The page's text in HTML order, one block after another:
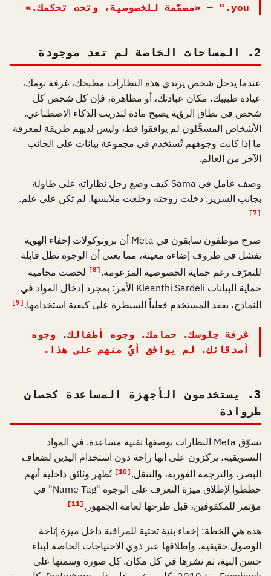
you." — «مصمَّمة للخصوصية، وتحت تحكمك.»
2. المساحات الخاصة لم تعد موجودة
عندما يدخل شخص يرتدي هذه النظارات مطبخك، غرفة نومك،
عيادة طبيبك، مكان عبادتك، أو مظاهرة، فإن كل شخص كل
شخص في نطاق الرؤية يصبح مادة لتدريب الذكاء الاصطناعي.
الأشخاص المسجَّلون لم يوافقوا قط، وليس لديهم طريقة لمعرفة
ما إذا كانت وجوههم تُستخدم في مجموعة بيانات على الجانب
الآخر من العالم.
وصف عامل في Sama كيف وضع رجل نظاراته على طاولة
بجانب السرير. دخلت زوجته وخلعت ملابسها. لم تكن على علم.
[7]
صرح موظفون سابقون في Meta أن بروتوكولات إخفاء الهوية
تفشل في ظروف إضاءة معينة، مما يعني أن الوجوه تظل قابلة
للتعرّف رغم حماية الخصوصية المزعومة. [8]
لخصت محامية
حماية البيانات Kleanthi Sardeli الأمر: بمجرد إدخال المواد في
النماذج، يفقد المستخدم فعلياً السيطرة على كيفية استخدامها. [9]
غرفة جلوسك. حمامك. وجوه أطفالك. وجوه
أصدقائك. لم يوافق أيٌّ منهم على هذا.
3. يستخدمون الأجهزة المساعدة كحصان
طروادة
تسوّق Meta النظارات بوصفها تقنية مساعدة. في المواد
التسويقية، يركزون على انها راحة دون استخدام اليدين لضعاف
البصر، والترجمة الفورية، والتنقل. [10]
تُظهر وثائق داخلية أنهم
خططوا لإطلاق ميزة التعرف على الوجوه "Name Tag" في
مؤتمر للمكفوفين، قبل طرحها لعامة الجمهور. [11]
هذه هي الخطة: إخفاء بنية تحتية للمراقبة داخل ميزة إتاحة
الوصول حقيقية، وإطلاقها عبر ذوي الاحتياجات الخاصة لبناء
حسن النية، ثم نشرها في كل مكان. كل صورة وسمتها على